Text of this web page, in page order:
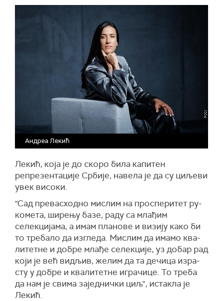
Андреа Лекић
Лекић, која је до скоро била капитен
репрезентације Србије, навела је да су циљеви
увек високи.
"Сад пре­вас­ход­но ми­слим на про­спе­ри­тет ру­
ко­ме­та, ши­ре­њу ба­зе, ра­ду са мла­ђим
селекцијама, а имам пла­но­ве и ви­зи­ју ка­ко би
то тре­ба­ло да из­гле­да. Ми­слим да има­мо ква­
ли­тет­не и до­бре мла­ђе се­лек­ци­је, уз до­бар рад
ко­ји је већ ви­дљив, же­лим да та де­чи­ца из­ра­
сту у до­бре и квалитетне играчице. То тре­ба
да нам је сви­ма за­јед­нич­ки циљ", истакла је
Лекић.